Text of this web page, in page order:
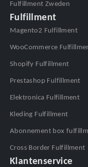
Fulfillment Zweden
Fulfillment
Magento2 Fulfillment
WooCommerce
Shopify Fulfillment
Prestashop Fulfillment
Elektronica Fulfillment
Kleding Fulfillment
Abonnement box
Cross Border Fulfillment
Klantenservice